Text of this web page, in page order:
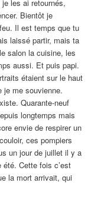
les ai retournés,
Bientôt je
Il est temps que tu
laissé partir, mais ta
salon la cuisine, les
aussi. Et puis papi.
étaient sur le haut
je me souvienne.
Quarante-neuf
longtemps mais
envie de respirer un
ces pompiers
un jour de juillet il y a
Cette fois c’est
la mort arrivait, qui